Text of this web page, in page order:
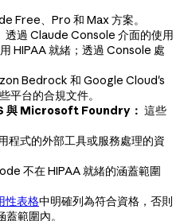
Free、Pro 和 Max 方案。
透過 Claude Console 介面的使用
HIPAA 就緒；透過 Console 處
Bedrock 和 Google Cloud's
台的合規文件。
與 Microsoft Foundry： 這些
程式的外部工具或服務處理的資
不在 HIPAA 就緒的涵蓋範圍
性表格中明確列為符合資格，否則
範圍內。